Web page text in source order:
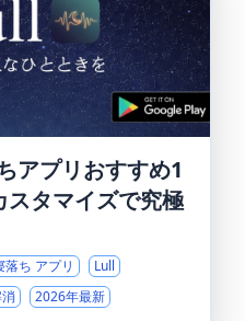
アプリおすすめ1
タマイズで究極
落ち アプリ
Lull
2026年最新